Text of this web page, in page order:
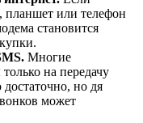
планшет или телефон
становится
Многие
на передачу
но дя
может